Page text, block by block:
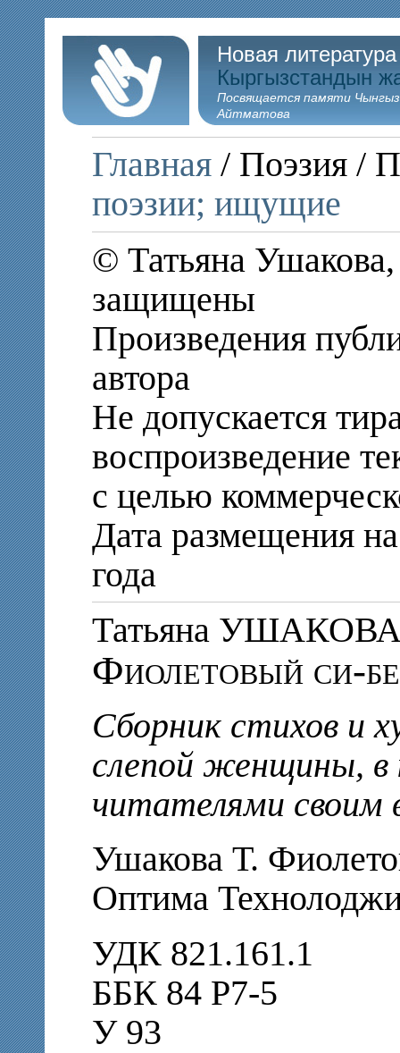
Новая
Кыргызстандын
Посвящается памяти
Айтматова
Главная / Поэзия /
поэзии; ищущие
© Татьяна
защищены
Произведения
автора
Не допускается
воспроизведение
с целью
Дата размещения
года
Татьяна
Фиолетовый си-
Сборник стихов и
слепой женщины, в
читателями своим
Ушакова Т.
Оптима
УДК 821.161.1
ББК 84 Р7-5
У 93